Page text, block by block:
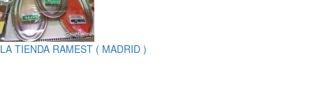
LA TIENDA RAMEST ( MADRID )